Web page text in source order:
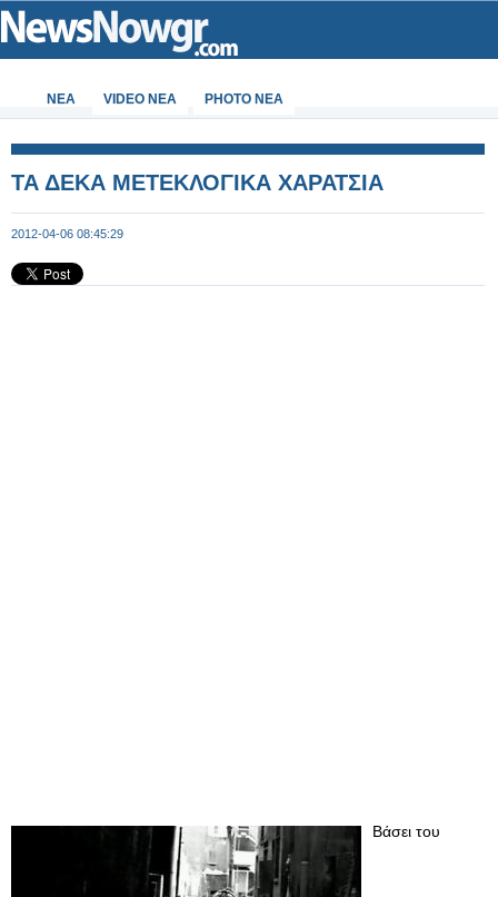
ΝΕΑ VIDEO NEA PHOTO NEA
ΤΑ ΔΕΚΑ ΜΕΤΕΚΛΟΓΙΚΑ ΧΑΡΑΤΣΙΑ
2012-04-06 08:45:29
Βάσει του